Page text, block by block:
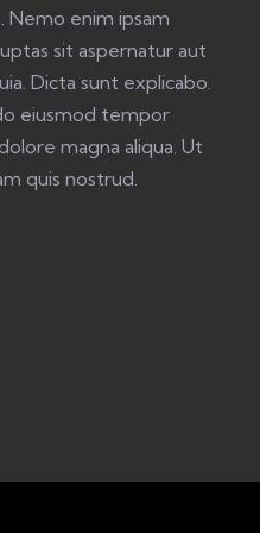
Nemo enim ipsam
sit aspernatur aut
Dicta sunt explicabo.
eiusmod tempor
magna aliqua. Ut
quis nostrud.